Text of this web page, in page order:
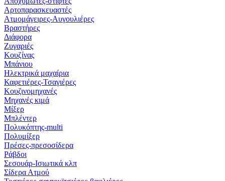
Αρτοπαρασκευαστές
Ατμομάγειρες-Αυγουλιέρες
Βραστήρες
Διάφορα
Ζυγαριές
Κουζίνας
Μπάνιου
Ηλεκτρικά μαχαίρια
Καφετιέρες-Τσαγιέρες
Κουζινομηχανές
Μηχανές κιμά
Μίξερ
Μπλέντερ
Πολυκόπτης-multi
Πολυμίξερ
Πρέσες-πρεσοσίδερα
Ράβδοι
Σεσουάρ-Ισιωτικά κλπ
Σίδερα Ατμού